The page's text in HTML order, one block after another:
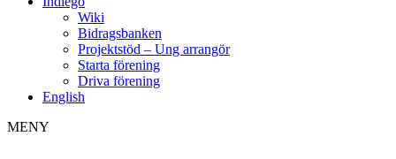
Wiki
Bidragsbanken
Projektstöd – Ung arrangör
Starta förening
Driva förening
English
MENY